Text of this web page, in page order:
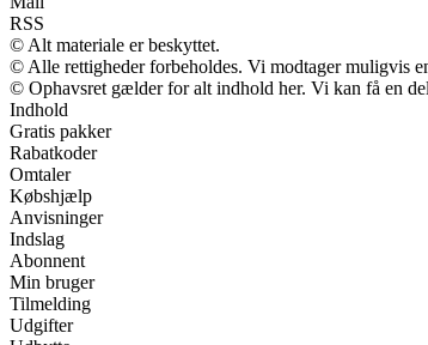
RSS
© Alt materiale er beskyttet.
© Alle rettigheder forbeholdes. Vi modtager muligvis
© Ophavsret gælder for alt indhold her. Vi kan få en
Indhold
Gratis pakker
Rabatkoder
Omtaler
Købshjælp
Anvisninger
Indslag
Abonnent
Min bruger
Tilmelding
Udgifter